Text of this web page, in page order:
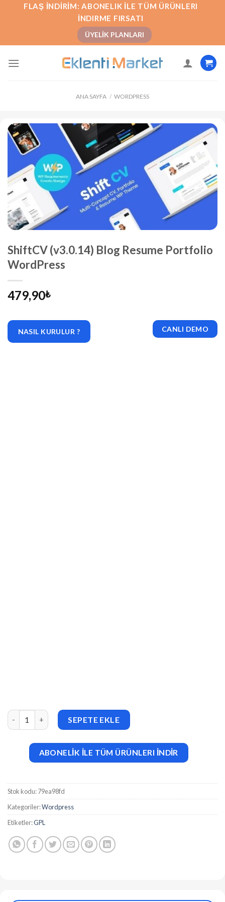
FLAŞ İNDIRIM: ABONELIK İLE TÜM ÜRÜNLERI
İNDIRME FIRSATI
ÜYELIK PLANLARI
ANA SAYFA / WORDPRESS
ShiftCV (v3.0.14) Blog Resume Portfolio
WordPress
479,90₺
NASIL KURULUR ? CANLI DEMO
ShiftCV (v3.0.14) Blog Resume Portfolio WordPress adet
SEPETE EKLE
ABONELİK İLE TÜM ÜRÜNLERI İNDİR
Stok kodu:79ea98fd
Kategoriler:Wordpress
Etiketler:GPL